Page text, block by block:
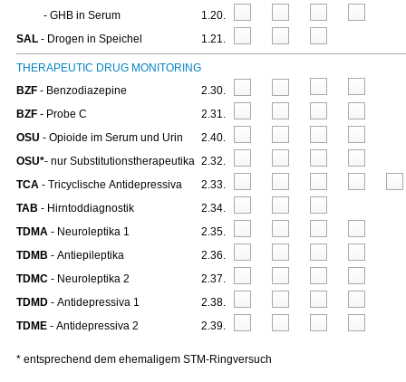
- GHB in Serum
1.20.
SAL- Drogen in Speichel 1.21.
THERAPEUTIC DRUG MONITORING
BZF- Benzodiazepine
2.30.
BZF- Probe C
2.31.
OSU- Opioide im Serum und Urin
2.40.
OSU*- nur Substitutionstherapeutika 2.32.
TCA - Tricyclische Antidepressiva
2.33.
TAB - Hirntoddiagnostik
2.34.
TDMA - Neuroleptika 1
2.35.
TDMB - Antiepileptika
2.36.
TDMC - Neuroleptika 2
2.37.
TDMD- Antidepressiva 1
2.38.
TDME- Antidepressiva 2 2.39.
* entsprechend dem ehemaligem STM-Ringversuch